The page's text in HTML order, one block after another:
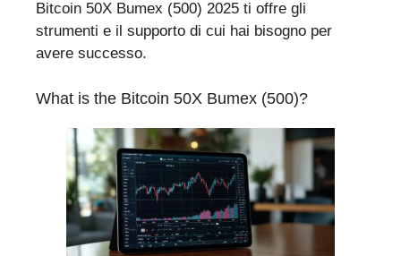
Bitcoin 50X Bumex (500) 2025 ti offre gli
strumenti e il supporto di cui hai bisogno per
avere successo.
What is the Bitcoin 50X Bumex (500)?